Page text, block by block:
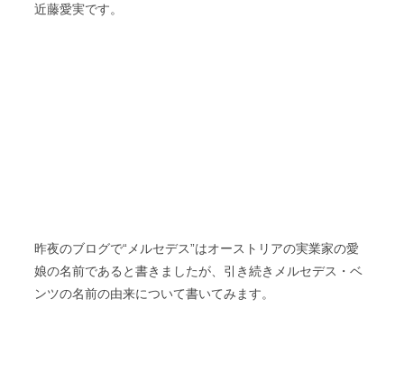
近藤愛実です。
昨夜のブログで“メルセデス”はオーストリアの実業家の愛
娘の名前であると書きましたが、引き続きメルセデス・ベ
ンツの名前の由来について書いてみます。